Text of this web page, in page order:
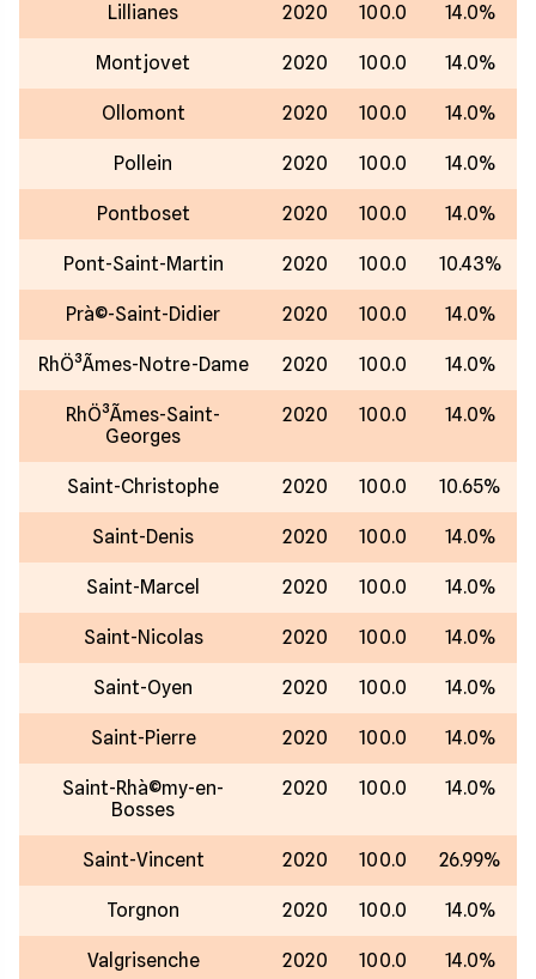
Lillianes 2020 100.0 14.0%
Montjovet 2020 100.0 14.0%
Ollomont 2020 100.0 14.0%
Pollein 2020 100.0 14.0%
Pontboset 2020 100.0 14.0%
Pont-Saint-Martin 2020 100.0 10.43%
Prà©-Saint-Didier 2020 100.0 14.0%
RhÖ³Ãmes-Notre-Dame 2020 100.0 14.0%
RhÖ³Ãmes-Saint-
Georges
2020 100.0 14.0%
Saint-Christophe 2020 100.0 10.65%
Saint-Denis 2020 100.0 14.0%
Saint-Marcel 2020 100.0 14.0%
Saint-Nicolas 2020 100.0 14.0%
Saint-Oyen 2020 100.0 14.0%
Saint-Pierre 2020 100.0 14.0%
Saint-Rhà©my-en-
Bosses
2020 100.0 14.0%
Saint-Vincent 2020 100.0 26.99%
Torgnon 2020 100.0 14.0%
Valgrisenche 2020 100.0 14.0%